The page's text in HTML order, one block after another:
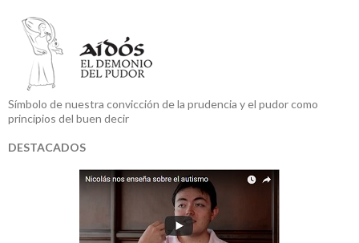
Símbolo de nuestra convicción de la prudencia y el pudor como
principios del buen decir
DESTACADOS